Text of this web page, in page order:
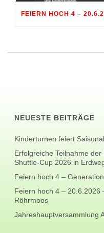
NEUESTE BEITRÄGE
Kinderturnen feiert
Erfolgreiche Teilnahme
Shuttle-Cup 2026 in
Feiern hoch 4 –
Feiern hoch 4 – 20.6.2026
Röhrmoos
Jahreshauptversammlung